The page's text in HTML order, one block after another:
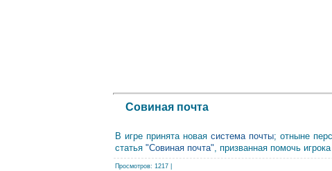
Совиная почта
В игре принята новая система почты; отныне
статья "Совиная почта", призванная помочь
Просмотров: 1217 |